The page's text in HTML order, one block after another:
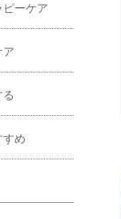
ーケア
ア
すめ